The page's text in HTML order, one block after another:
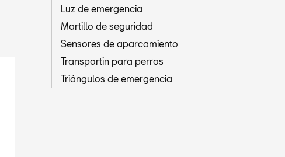
Luz de emergencia
Martillo de seguridad
Sensores de aparcamiento
Transportin para perros
Triángulos de emergencia